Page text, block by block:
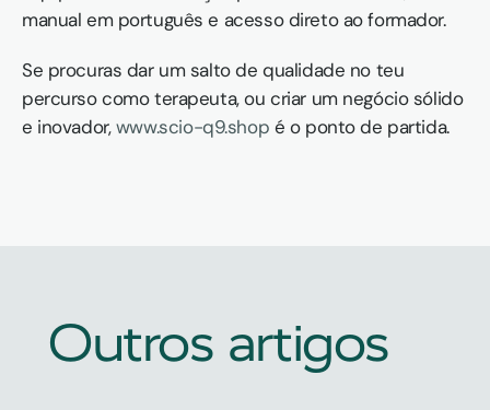
manual em português e acesso direto ao formador.
Se procuras dar um salto de qualidade no teu
percurso como terapeuta, ou criar um negócio sólido
e inovador, www.scio-q9.shop é o ponto de partida.
Outros artigos